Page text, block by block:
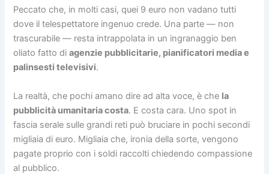
Peccato che, in molti casi, quei 9 euro non vadano tutti
dove il telespettatore ingenuo crede. Una parte — non
trascurabile — resta intrappolata in un ingranaggio ben
oliato fatto diagenzie pubblicitarie, pianificatori media e
palinsesti televisivi.
La realtà, che pochi amano dire ad alta voce, è che la
pubblicità umanitaria costa. E costa cara. Uno spot in
fascia serale sulle grandi reti può bruciare in pochi secondi
migliaia di euro. Migliaia che, ironia della sorte, vengono
pagate proprio con i soldi raccolti chiedendo compassione
al pubblico.